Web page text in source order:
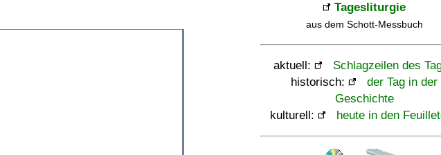
Tagesliturgie
aus dem Schott-Messbuch
aktuell:
Schlagzeilen des
historisch:
der Tag in der
Geschichte
kulturell:
heute in den